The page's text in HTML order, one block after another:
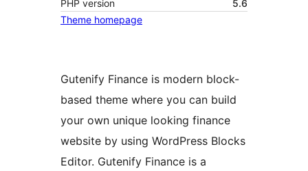
PHP version
5.6
Theme homepage
Gutenify Finance is modern block-
based theme where you can build
your own unique looking finance
website by using WordPress Blocks
Editor. Gutenify Finance is a